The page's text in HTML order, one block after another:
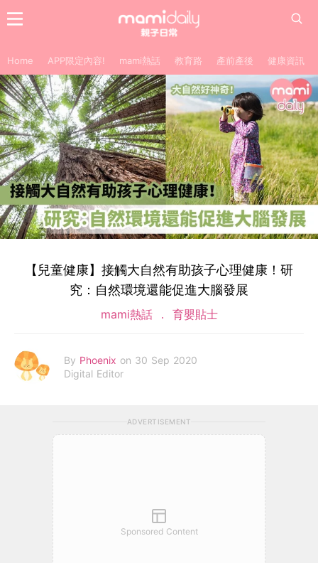
Home APP限定內容! mami熱話 教育路 產前產後 健康資訊
【兒童健康】接觸大自然有助孩子心理健康！研
究：自然環境還能促進大腦發展
mami熱話 育嬰貼士
By Phoenix on 30 Sep 2020
Digital Editor
ADVERTISEMENT
Sponsored Content